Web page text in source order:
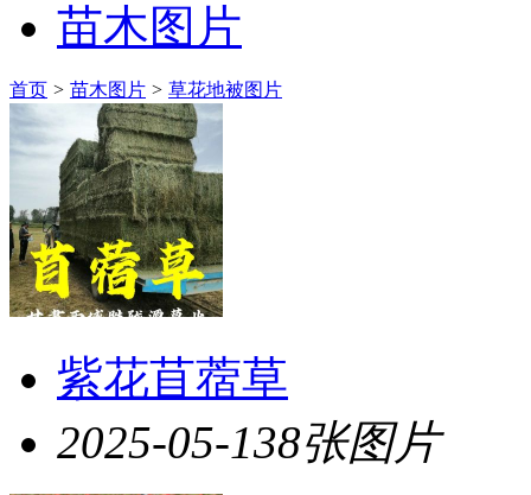
苗木图片
首页 > 苗木图片 > 草花地被图片
紫花苜蓿草
2025-05-138张图片